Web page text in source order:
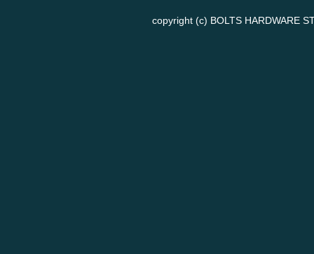
copyright (c) BOLTS HARDWARE